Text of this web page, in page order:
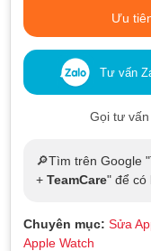
Ưu
Tư vấn
Gọi tư vấn
🔎Tìm trên Google
+ TeamCare" để có
Chuyên mục: Sửa
Apple Watch